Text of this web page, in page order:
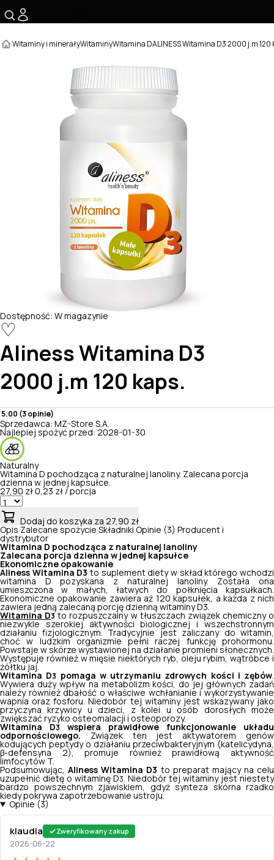
Witaminy i minerałyWitaminyWitamina DALINESS Witamina D3 2000 j.m 120
Dostępność: W magazynie
♡
Aliness Witamina D3
2000 j.m 120 kaps.
5.00 (3 opinie)
Sprzedawca: MZ-Store S.A.
Najlepiej spożyć przed: 2028-01-30
Naturalny
Witamina D pochodząca z naturalnej lanoliny. Zalecana porcja
dzienna w jednej kapsułce.
27,90 zł 0,23 zł / porcja
Dodaj do koszyka za 27,90 zł
Opis Zalecane spożycie Składniki Opinie (3) Producent i
dystrybutor
Witamina D pochodząca z naturalnej lanoliny
Zalecana porcja dzienna w jednej kapsułce
Ekonomiczne opakowanie
Aliness Witamina D3 to suplement diety w skład którego wchodzi
witamina D pozyskana z naturalnej lanoliny. Została ona
umieszczona w małych, łatwych do połknięcia kapsułkach.
Ekonomiczne opakowanie zawiera aż 120 kapsułek, a każda z nich
zawiera jedną zalecaną porcję dzienną witaminy D3.
Witamina D3 to rozpuszczalny w tłuszczach związek chemiczny o
niezwykle szerokiej aktywności biologicznej i wszechstronnym
działaniu fizjologicznym. Tradycyjnie jest zaliczany do witamin,
choć w ludzkim organizmie pełni raczej funkcję prohormonu.
Powstaje w skórze wystawionej na działanie promieni słonecznych.
Występuje również w mięsie niektórych ryb, oleju rybim, wątróbce i
żółtku jaj.
Witamina D3 pomaga w utrzymaniu zdrowych kości i zębów
Wywiera duży wpływ na metabolizm kości, do jej głównych zadań
należy również dbałość o właściwe wchłanianie i wykorzystywanie
wapnia oraz fosforu. Niedobór tej witaminy jest wskazywany jako
przyczyna krzywicy u dzieci, z kolei u osób dorosłych może
zwiększać ryzyko osteomalacji i osteoporozy.
Witamina D3
wspiera prawidłowe funkcjonowanie układu
odpornościowego. Związek ten jest aktywatorem genów
kodujących peptydy o działaniu przeciwbakteryjnym (katelicydyna,
β-defensyna 2), promuje również prawidłową aktywność
limfocytów T.
Podsumowując,
Aliness Witamina D3 to preparat mający na celu
uzupełnić dietę o witaminę D3
. Niedobór tej witaminy jest niestety
bardzo powszechnym zjawiskiem, gdyż synteza skórna rzadko
kiedy pokrywa zapotrzebowanie ustroju.
Opinie (3)
klaudia Zweryfikowany zakup
2026-06-22